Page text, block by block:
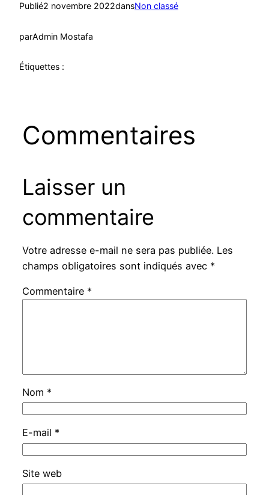
Publié2 novembre 2022dansNon classé
parAdmin Mostafa
Étiquettes :
Commentaires
Laisser un
commentaire
Votre adresse e-mail ne sera pas publiée. Les
champs obligatoires sont indiqués avec *
Commentaire *
Nom *
E-mail *
Site web